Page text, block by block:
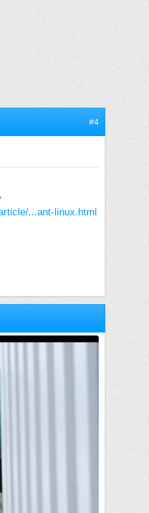
#4
...ant-linux.html